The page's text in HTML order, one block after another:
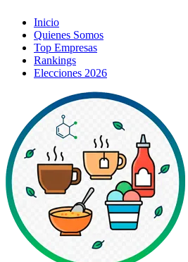
Inicio
Quienes Somos
Top Empresas
Rankings
Elecciones 2026